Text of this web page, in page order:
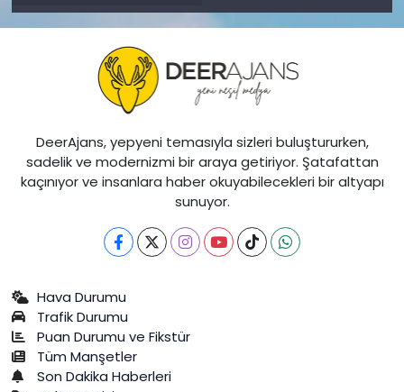
DeerAjans, yepyeni temasıyla sizleri buluştururken,
sadelik ve modernizmi bir araya getiriyor. Şatafattan
kaçınıyor ve insanlara haber okuyabilecekleri bir altyapı
sunuyor.
Hava Durumu
Trafik Durumu
Puan Durumu ve Fikstür
Tüm Manşetler
Son Dakika Haberleri